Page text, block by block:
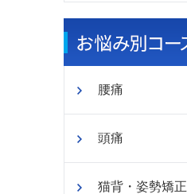
腰痛
頭痛
猫背・姿勢矯正